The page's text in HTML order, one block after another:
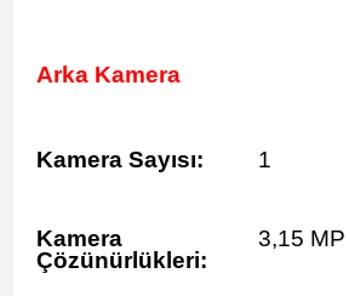
Arka Kamera
Kamera Sayısı: 1
Kamera
Çözünürlükleri:
3,15 MP